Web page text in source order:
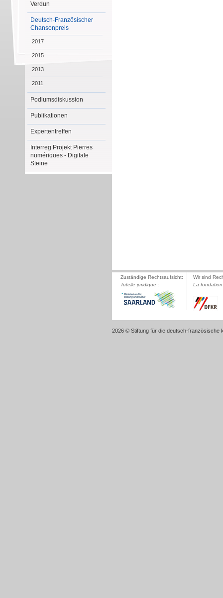
Verdun
Deutsch-Französischer
Chansonpreis
2017
2015
2013
2011
Podiumsdiskussion
Publikationen
Expertentreffen
Interreg Projekt Pierres
numériques - Digitale
Steine
Zuständige Rechtsaufsicht:
Tutelle juridique :
Wir sind
La
2026 © Stiftung für die deutsch-französische